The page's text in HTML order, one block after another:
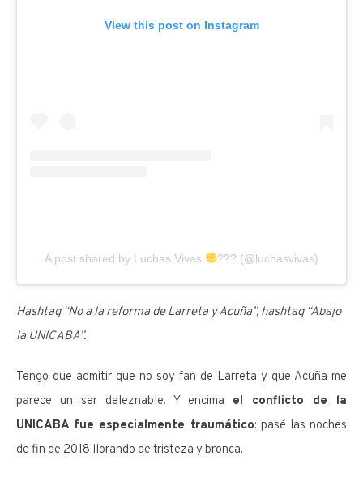
View this post on Instagram
A post shared by Luchas Vivas ??? (@luchasvivas)
Hashtag “No a la reforma de Larreta y Acuña”, hashtag “Abajo
la UNICABA”.
Tengo que admitir que no soy fan de Larreta y que Acuña me
parece un ser deleznable. Y encima el conflicto de la
UNICABA fue especialmente traumático: pasé las noches
de fin de 2018 llorando de tristeza y bronca.